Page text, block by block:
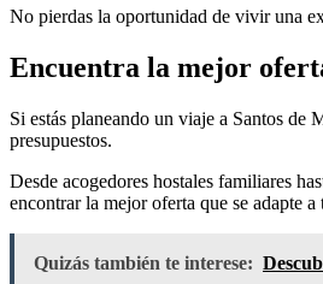
No pierdas la oportunidad de vivir una
Encuentra la mejor
Si estás planeando un viaje a Santos de
presupuestos.
Desde acogedores hostales familiares
encontrar la mejor oferta que se adapte a
Quizás también te interese: